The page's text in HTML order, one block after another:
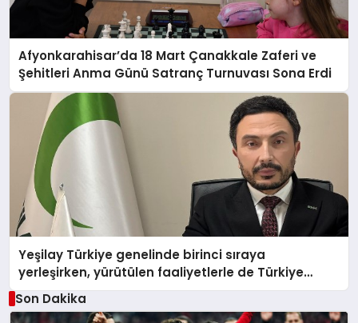
Afyonkarahisar’da 18 Mart Çanakkale Zaferi ve
Şehitleri Anma Günü Satranç Turnuvası Sona Erdi
Yeşilay Türkiye genelinde birinci sıraya
yerleşirken, yürütülen faaliyetlerle de Türkiye
üçüncüsü oldu.
Son Dakika